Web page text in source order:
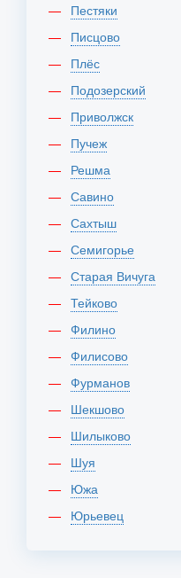
Пестяки
Писцово
Плёс
Подозерский
Приволжск
Пучеж
Решма
Савино
Сахтыш
Семигорье
Старая Вичуга
Тейково
Филино
Филисово
Фурманов
Шекшово
Шилыково
Шуя
Южа
Юрьевец